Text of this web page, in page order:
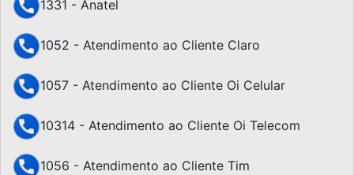
1331 - Anatel
1052 - Atendimento ao Cliente Claro
1057 - Atendimento ao Cliente Oi Celular
10314 - Atendimento ao Cliente Oi Telecom
1056 - Atendimento ao Cliente Tim